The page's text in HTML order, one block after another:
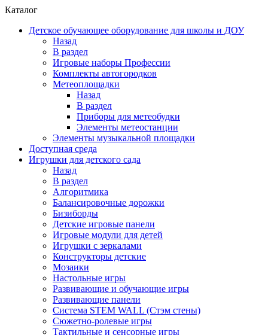
Каталог
Детское обучающее оборудование для школы и ДОУ
Назад
В раздел
Игровые наборы Профессии
Комплекты автогородков
Метеоплощадки
Назад
В раздел
Приборы для метеобудки
Элементы метеостанции
Элементы музыкальной площадки
Доступная среда
Игрушки для детского сада
Назад
В раздел
Алгоритмика
Балансировочные дорожки
Бизиборды
Детские игровые панели
Игровые модули для детей
Игрушки с зеркалами
Конструкторы детские
Мозаики
Настольные игры
Развивающие и обучающие игры
Развивающие панели
Система STEM WALL (Cтэм стены)
Сюжетно-ролевые игры
Тактильные и сенсорные игры